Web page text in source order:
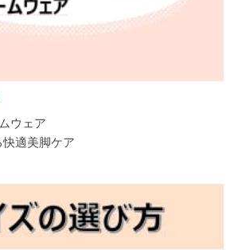
ウェア
適美脚ケア